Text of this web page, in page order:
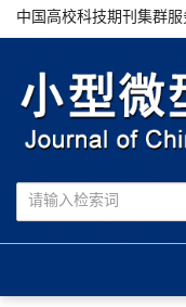
中国高校科技期刊集群服